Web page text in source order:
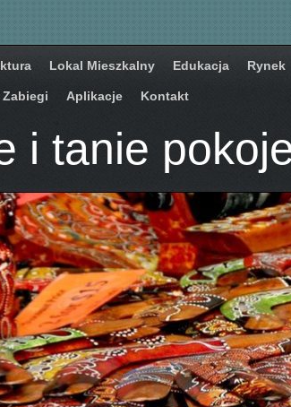
Lokal Mieszkalny Edukacja Rynek
Zabiegi Aplikacje Kontakt
i tanie